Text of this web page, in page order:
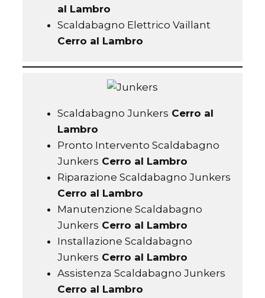
al Lambro
Scaldabagno Elettrico Vaillant
Cerro al Lambro
Scaldabagno Junkers Cerro al
Lambro
Pronto Intervento Scaldabagno
Junkers Cerro al Lambro
Riparazione Scaldabagno Junkers
Cerro al Lambro
Manutenzione Scaldabagno
Junkers Cerro al Lambro
Installazione Scaldabagno
Junkers Cerro al Lambro
Assistenza Scaldabagno Junkers
Cerro al Lambro